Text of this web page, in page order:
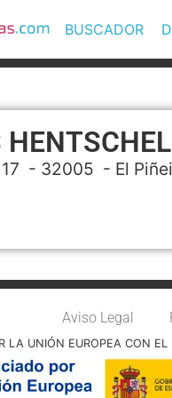
BUSCADOR
HENTSCHEL
- 32005 - El
Aviso Legal
LA UNIÓN EUROPEA CON